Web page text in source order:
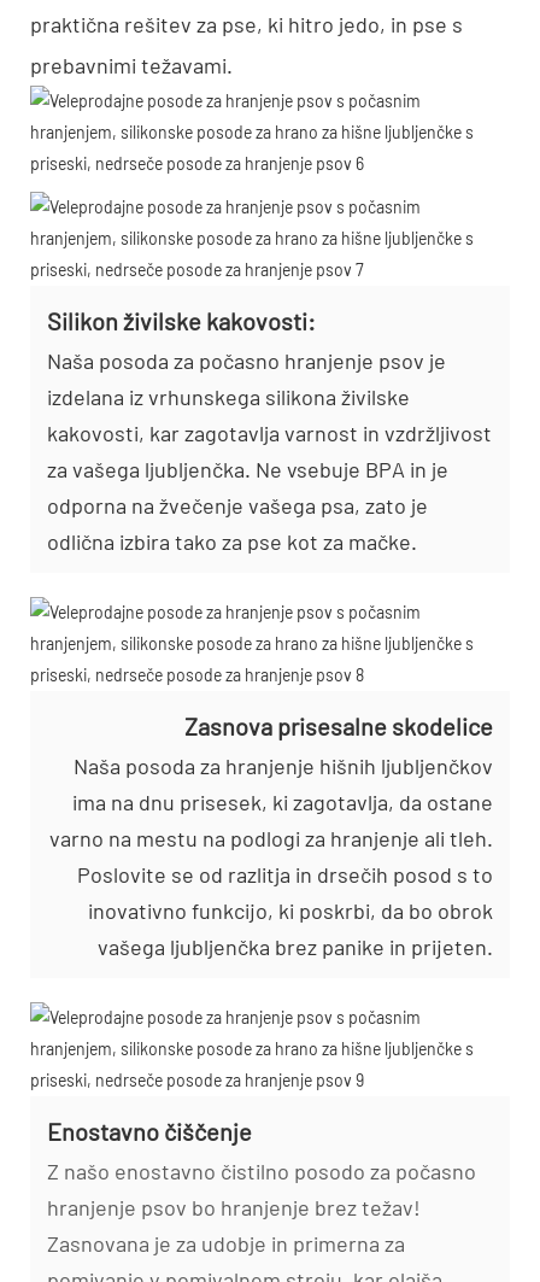
praktična rešitev za pse, ki hitro jedo, in pse s
prebavnimi težavami.
Silikon živilske kakovosti:
Naša posoda za počasno hranjenje psov je
izdelana iz vrhunskega silikona živilske
kakovosti, kar zagotavlja varnost in vzdržljivost
za vašega ljubljenčka. Ne vsebuje BPA in je
odporna na žvečenje vašega psa, zato je
odlična izbira tako za pse kot za mačke.
Zasnova prisesalne skodelice
Naša posoda za hranjenje hišnih ljubljenčkov
ima na dnu prisesek, ki zagotavlja, da ostane
varno na mestu na podlogi za hranjenje ali tleh.
Poslovite se od razlitja in drsečih posod s to
inovativno funkcijo, ki poskrbi, da bo obrok
vašega ljubljenčka brez panike in prijeten.
Enostavno čiščenje
Z našo enostavno čistilno posodo za počasno
hranjenje psov bo hranjenje brez težav!
Zasnovana je za udobje in primerna za